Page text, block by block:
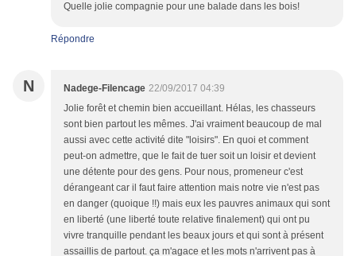
Quelle jolie compagnie pour une balade dans les bois!
Répondre
N Nadege-Filencage 22/09/2017 04:39
Jolie forêt et chemin bien accueillant. Hélas, les chasseurs
sont bien partout les mêmes. J'ai vraiment beaucoup de mal
aussi avec cette activité dite "loisirs". En quoi et comment
peut-on admettre, que le fait de tuer soit un loisir et devient
une détente pour des gens. Pour nous, promeneur c'est
dérangeant car il faut faire attention mais notre vie n'est pas
en danger (quoique !!) mais eux les pauvres animaux qui sont
en liberté (une liberté toute relative finalement) qui ont pu
vivre tranquille pendant les beaux jours et qui sont à présent
assaillis de partout. ça m'agace et les mots n'arrivent pas à